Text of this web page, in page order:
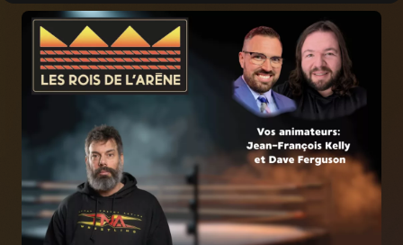
Balados
Reportages
Palmarès
À propos